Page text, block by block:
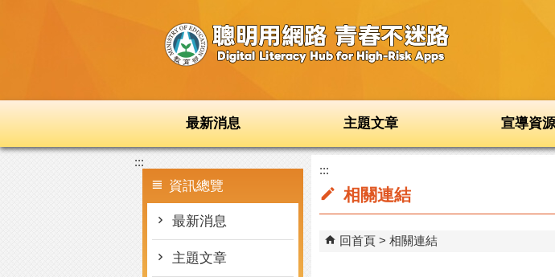
最新消息 主題文章 宣導資源
:::
資訊總覽
最新消息
主題文章
:::
相關連結
回首頁 相關連結